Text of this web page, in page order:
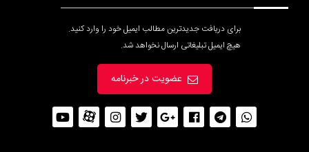
برای دریافت جدیدترین مطالب ایمیل خود را وارد کنید.
هیچ ایمیل تبلیغاتی ارسال نخواهد شد.
عضویت در خبرنامه